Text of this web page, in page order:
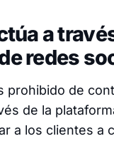
a
redes
prohibido de
de la
a los clientes a